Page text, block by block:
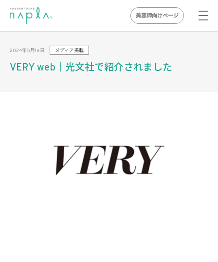
content
美容師向けページ
2024年5月16日 メディア掲載
VERY web｜光文社で紹介されました